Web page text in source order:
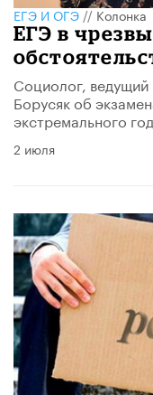
ЕГЭ И ОГЭ//Колонка
ЕГЭ в
Социолог,
Борусяк об
экстремального
2 июля